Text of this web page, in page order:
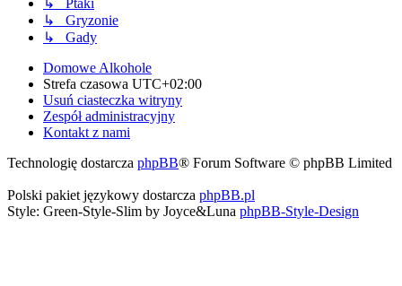
↳ Gryzonie
↳ Gady
Domowe Alkohole
Strefa czasowa UTC+02:00
Usuń ciasteczka witryny
Zespół administracyjny
Kontakt z nami
Technologię dostarcza phpBB® Forum Software © phpBB Limited
Polski pakiet językowy dostarcza phpBB.pl
Style: Green-Style-Slim by Joyce&Luna phpBB-Style-Design